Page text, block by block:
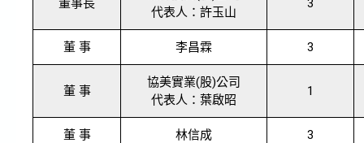
代表人：許玉山
董 事 李昌霖 3
董 事
協美實業(股)公司
代表人：葉啟昭
1
董 事 林信成 3